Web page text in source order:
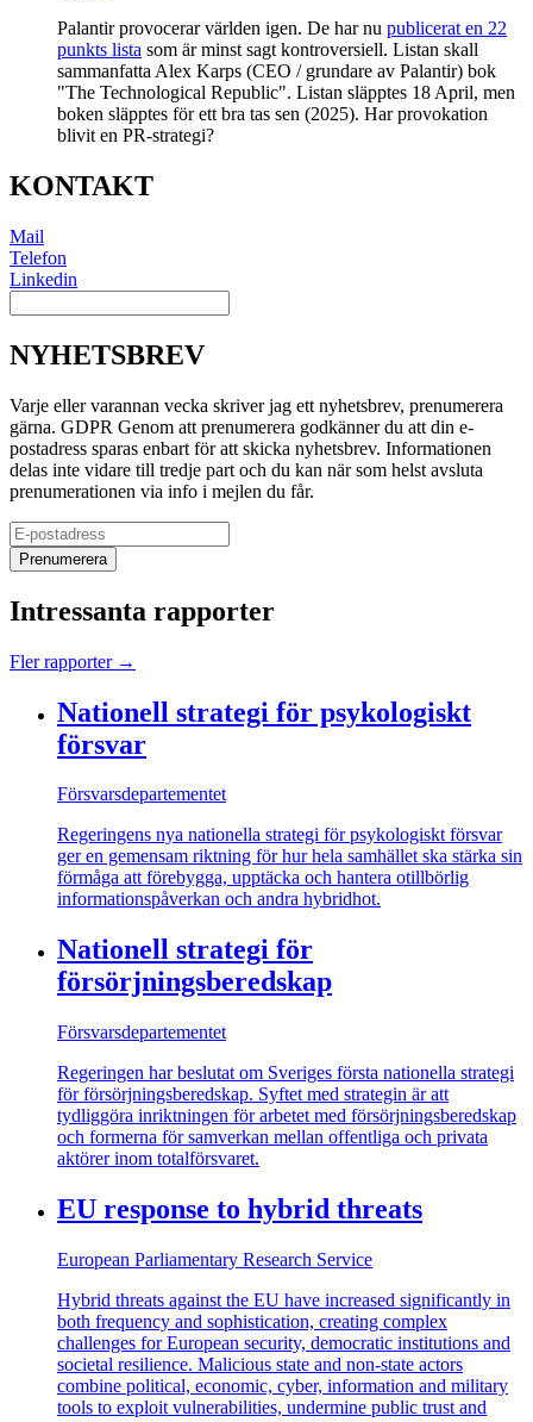
Palantir provocerar världen igen. De har nu publicerat en 22
punkts lista som är minst sagt kontroversiell. Listan skall
sammanfatta Alex Karps (CEO / grundare av Palantir) bok
"The Technological Republic". Listan släpptes 18 April, men
boken släpptes för ett bra tas sen (2025). Har provokation
blivit en PR-strategi?
KONTAKT
Mail
Telefon
Linkedin
NYHETSBREV
Varje eller varannan vecka skriver jag ett nyhetsbrev, prenumerera
gärna. GDPR Genom att prenumerera godkänner du att din e-
postadress sparas enbart för att skicka nyhetsbrev. Informationen
delas inte vidare till tredje part och du kan när som helst avsluta
prenumerationen via info i mejlen du får.
Prenumerera
Intressanta rapporter
Fler rapporter →
Nationell strategi för psykologiskt
försvar
Försvarsdepartementet
Regeringens nya nationella strategi för psykologiskt försvar
ger en gemensam riktning för hur hela samhället ska stärka sin
förmåga att förebygga, upptäcka och hantera otillbörlig
informationspåverkan och andra hybridhot.
Nationell strategi för
försörjningsberedskap
Försvarsdepartementet
Regeringen har beslutat om Sveriges första nationella strategi
för försörjningsberedskap. Syftet med strategin är att
tydliggöra inriktningen för arbetet med försörjningsberedskap
och formerna för samverkan mellan offentliga och privata
aktörer inom totalförsvaret.
EU response to hybrid threats
European Parliamentary Research Service
Hybrid threats against the EU have increased significantly in
both frequency and sophistication, creating complex
challenges for European security, democratic institutions and
societal resilience. Malicious state and non-state actors
combine political, economic, cyber, information and military
tools to exploit vulnerabilities, undermine public trust and